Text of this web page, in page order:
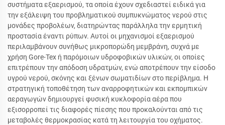
συστήματα εξαερισμού, τα οποία έχουν σχεδιαστεί ειδικά για
την εξάλειψη του προβληματικού συμπυκνώματος νερού στις
μονάδες προβολέων, διατηρώντας παράλληλα την ερμητική
προστασία έναντι ρύπων. Αυτοί οι μηχανισμοί εξαερισμού
περιλαμβάνουν συνήθως μικροπορώδη μεμβράνη, συχνά με
χρήση Gore-Tex ή παρόμοιων υδροφοβικών υλικών, οι οποίες
επιτρέπουν την απόδοση υδρατμών, ενώ αποτρέπουν την είσοδο
υγρού νερού, σκόνης και ξένων σωματιδίων στο περίβλημα. Η
στρατηγική τοποθέτηση των αναρροφητικών και εκπομπικών
αεραγωγών δημιουργεί φυσική κυκλοφορία αέρα που
εξισορροπεί τις διαφορές πίεσης που προκαλούνται από τις
μεταβολές θερμοκρασίας κατά τη λειτουργία του οχήματος.